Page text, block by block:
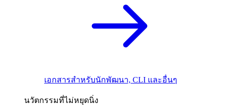
เอกสารสำหรับนักพัฒนา, CLI และอื่นๆ
นวัตกรรมที่ไม่หยุดนิ่ง